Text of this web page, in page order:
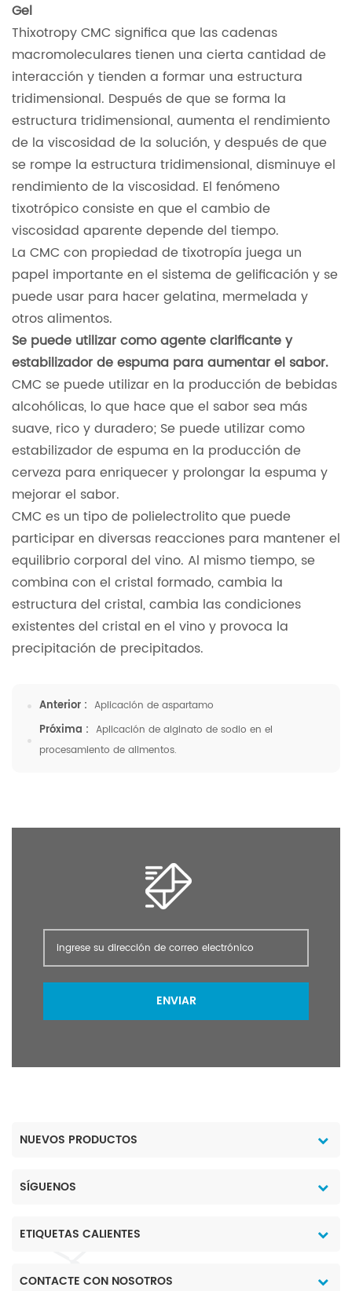
Gel
Thixotropy CMC significa que las cadenas
macromoleculares tienen una cierta cantidad de
interacción y tienden a formar una estructura
tridimensional. Después de que se forma la
estructura tridimensional, aumenta el rendimiento
de la viscosidad de la solución, y después de que
se rompe la estructura tridimensional, disminuye el
rendimiento de la viscosidad. El fenómeno
tixotrópico consiste en que el cambio de
viscosidad aparente depende del tiempo.
La CMC con propiedad de tixotropía juega un
papel importante en el sistema de gelificación y se
puede usar para hacer gelatina, mermelada y
otros alimentos.
Se puede utilizar como agente clarificante y
estabilizador de espuma para aumentar el sabor.
CMC se puede utilizar en la producción de bebidas
alcohólicas, lo que hace que el sabor sea más
suave, rico y duradero; Se puede utilizar como
estabilizador de espuma en la producción de
cerveza para enriquecer y prolongar la espuma y
mejorar el sabor.
CMC es un tipo de polielectrolito que puede
participar en diversas reacciones para mantener el
equilibrio corporal del vino. Al mismo tiempo, se
combina con el cristal formado, cambia la
estructura del cristal, cambia las condiciones
existentes del cristal en el vino y provoca la
precipitación de precipitados.
Anterior : Aplicación de aspartamo
Próxima : Aplicación de alginato de sodio en el
procesamiento de alimentos.
ENVIAR
NUEVOS PRODUCTOS
SÍGUENOS
ETIQUETAS CALIENTES
CONTACTE CON NOSOTROS